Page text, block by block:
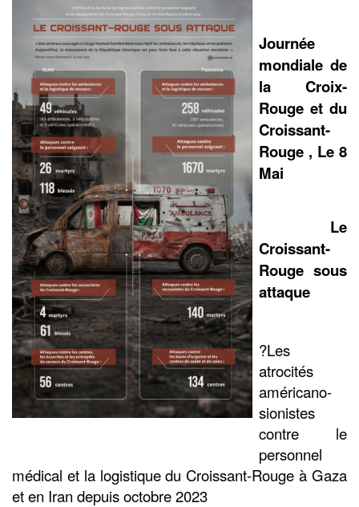
Journée
mondiale de
la Croix-
Rouge et du
Croissant-
Rouge , Le 8
Mai
Le
Croissant-
Rouge sous
attaque
?️Les
atrocités
américano-
sionistes
contre le
personnel
médical et la logistique du Croissant-Rouge à Gaza
et en Iran depuis octobre 2023